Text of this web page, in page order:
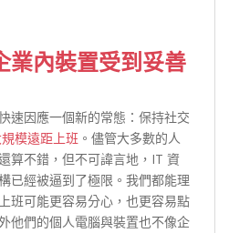
業內裝置受到妥善
速因應一個新的常態：保持社交
模遠距上班 。儘管大多數的人
算不錯，但不可諱言地，IT 資
已經被逼到了極限。我們都能理
班可能更容易分心，也更容易點
他們的個人電腦與裝置也不像企